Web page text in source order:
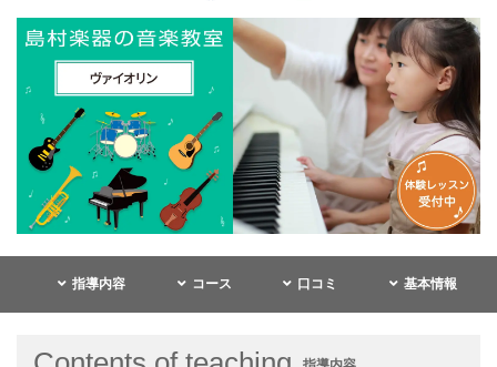
指導内容 コース 口コミ 基本情報